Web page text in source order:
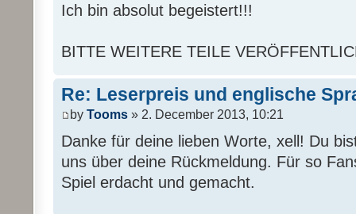
Ich bin absolut begeistert!!!
BITTE WEITERE TEILE
Re: Leserpreis und englische
by Tooms » 2. December 2013, 10:21
Danke für deine lieben Worte, xell! Du
uns über deine Rückmeldung. Für so
Spiel erdacht und gemacht.